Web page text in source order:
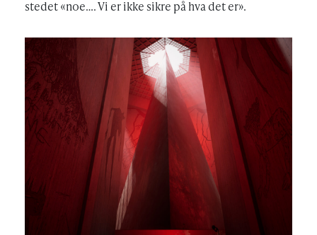
stedet «noe…. Vi er ikke sikre på hva det er».